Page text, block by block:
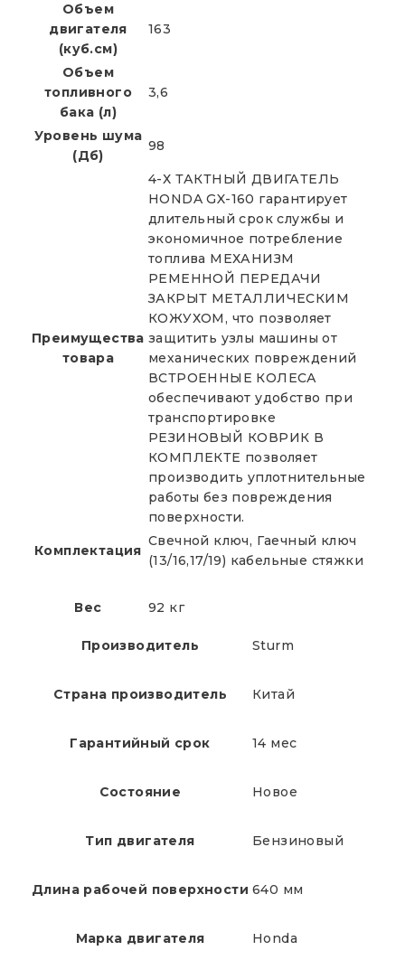
Объем
двигателя
(куб.см)
163
Объем
топливного
бака (л)
3,6
Уровень шума
(Дб)
98
Преимущества
товара
4-Х ТАКТНЫЙ ДВИГАТЕЛЬ
HONDA GX-160 гарантирует
длительный срок службы и
экономичное потребление
топлива МЕХАНИЗМ
РЕМЕННОЙ ПЕРЕДАЧИ
ЗАКРЫТ МЕТАЛЛИЧЕСКИМ
КОЖУХОМ, что позволяет
защитить узлы машины от
механических повреждений
ВСТРОЕННЫЕ КОЛЕСА
обеспечивают удобство при
транспортировке
РЕЗИНОВЫЙ КОВРИК В
КОМПЛЕКТЕ позволяет
производить уплотнительные
работы без повреждения
поверхности.
Комплектация
Свечной ключ, Гаечный ключ
(13/16,17/19) кабельные стяжки
Вес 92 кг
Производитель Sturm
Страна производитель Китай
Гарантийный срок 14 мес
Состояние Новое
Тип двигателя Бензиновый
Длина рабочей поверхности 640 мм
Марка двигателя Honda